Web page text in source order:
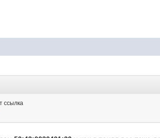
ссылка